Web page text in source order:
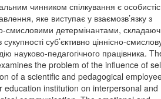
чинником спілкування є
яке виступає у взаємозв’язку з
смисловими детермінантами,
суб’єктивно ціннісно-
науково-педагогічного працівника.
the problem of the influence of
of a scientific and pedagogical
education institution on interpersonal and